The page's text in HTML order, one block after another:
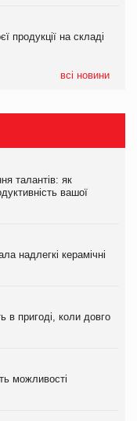
продукції на складі
всі новини
вироби на
продукції на складі
талантів: як
вашої
надлегкі керамічні
в пригоді, коли довго
можливості